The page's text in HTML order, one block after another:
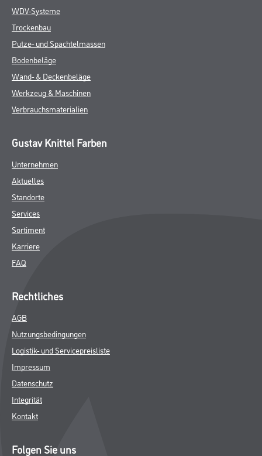
WDV-Systeme
Trockenbau
Putze- und Spachtelmassen
Bodenbeläge
Wand- & Deckenbeläge
Werkzeug & Maschinen
Verbrauchsmaterialien
Gustav Knittel Farben
Unternehmen
Aktuelles
Standorte
Services
Sortiment
Karriere
FAQ
Rechtliches
AGB
Nutzungsbedingungen
Logistik- und Servicepreisliste
Impressum
Datenschutz
Integrität
Kontakt
Folgen Sie uns